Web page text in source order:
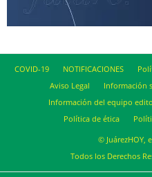
COVID-19 NOTIFICACIONES
Aviso Legal
Información
Información del equipo
Política de ética
© JuárezHOY,
Todos los Derechos